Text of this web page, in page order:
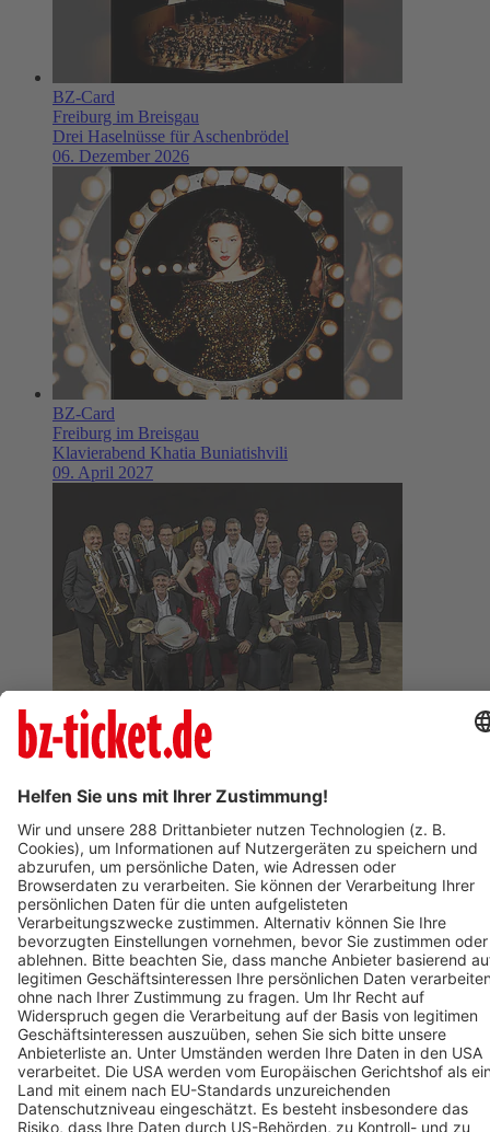
BZ-Card
Freiburg im Breisgau
Drei Haselnüsse für Aschenbrödel
06. Dezember 2026
BZ-Card
Freiburg im Breisgau
Klavierabend Khatia Buniatishvili
09. April 2027
BZ-Card
Freiburg im Breisgau
12. Dezember 2026
BZ-Card
Freiburg im Breisgau
Varieté am Seepark 2026
12. November 2026